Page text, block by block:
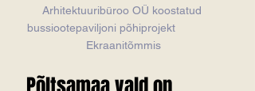
Arhitektuuribüroo OÜ koostatud
bussiootepaviljoni põhiprojekt
Ekraanitõmmis